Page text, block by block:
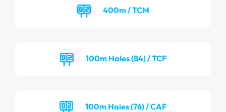
400m / TCM
100m Haies (84) / TCF
100m Haies (76) / CAF